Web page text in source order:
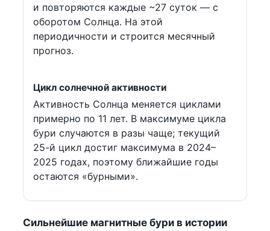
и повторяются каждые ~27 суток — с
оборотом Солнца. На этой
периодичности и строится месячный
прогноз.
Цикл солнечной активности
Активность Солнца меняется циклами
примерно по 11 лет. В максимуме цикла
бури случаются в разы чаще; текущий
25-й цикл достиг максимума в 2024–
2025 годах, поэтому ближайшие годы
остаются «бурными».
Сильнейшие магнитные бури в истории